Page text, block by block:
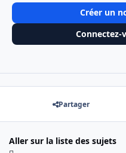
Créer un
Partager
Aller sur la liste des sujets